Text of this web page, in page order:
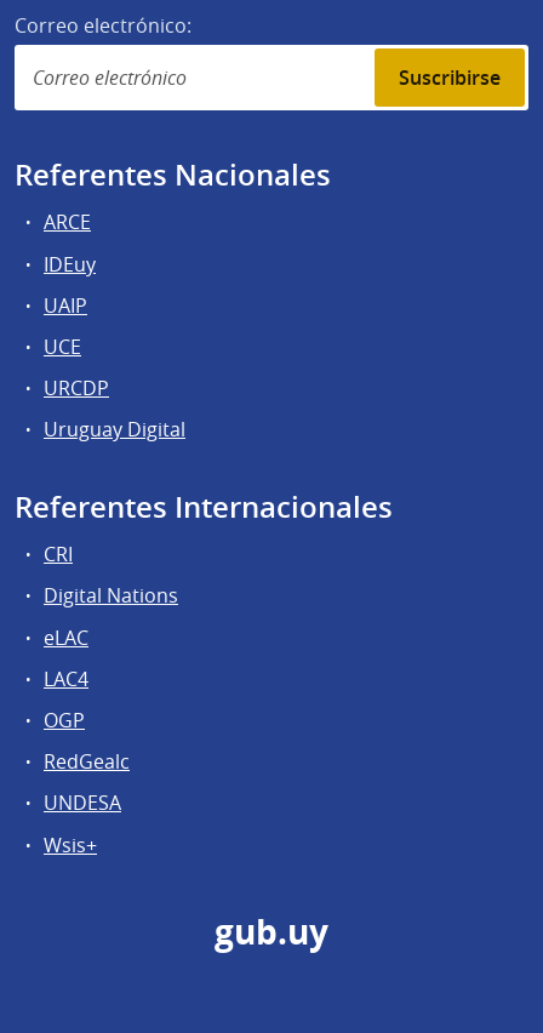
Correo electrónico:
Suscribirse
Referentes Nacionales
ARCE
IDEuy
UAIP
UCE
URCDP
Uruguay Digital
Referentes Internacionales
CRI
Digital Nations
eLAC
LAC4
OGP
RedGealc
UNDESA
Wsis+
gub.uy